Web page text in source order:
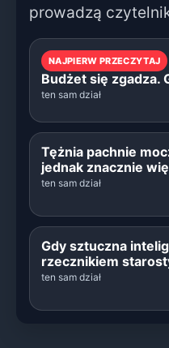
prowadzą
NAJPIERW PRZECZYTAJ
Budżet się zgadza.
ten sam dział
Tężnia pachnie
jednak znacznie
ten sam dział
Gdy sztuczna
rzecznikiem
ten sam dział